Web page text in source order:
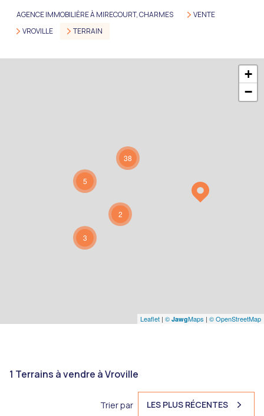
AGENCE IMMOBILIÈRE À MIRECOURT, CHARMES
VENTE
VROVILLE
TERRAIN
3
2
5
38
+
−
Leaflet | © JawgMaps | © OpenStreetMap
1 Terrains à vendre à Vroville
Trier par LES PLUS RÉCENTES